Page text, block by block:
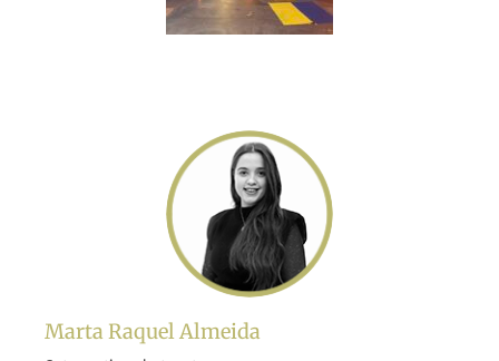
Marta Raquel Almeida